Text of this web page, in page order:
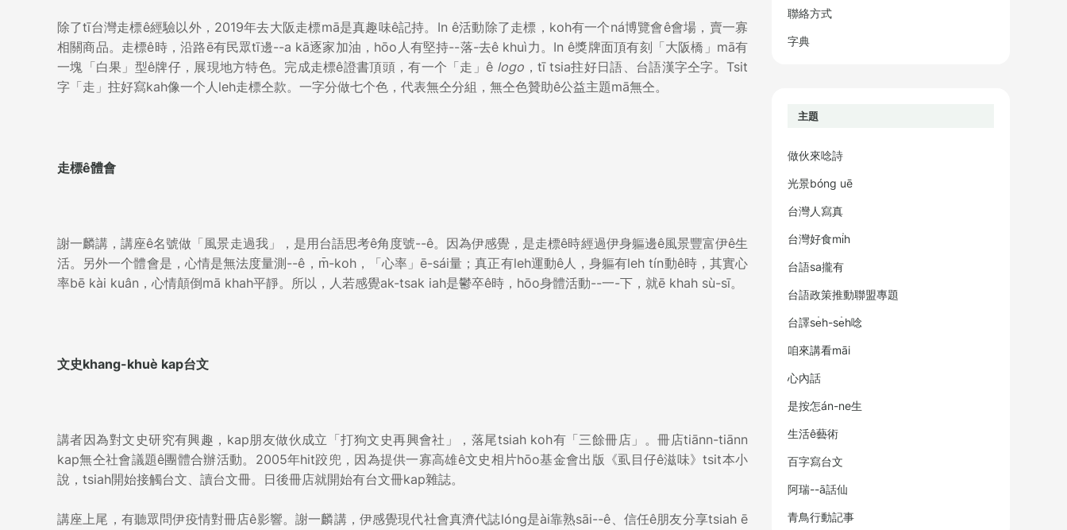
除了tī台灣走標ê經驗以外，2019年去大阪走標mā是真趣味ê記持。In ê活動除了走標，koh有一个ná博覽會ê會場，賣一寡
相關商品。走標ê時，沿路ē有民眾tī邊--a kā逐家加油，hōo人有堅持--落-去ê khuì力。In ê獎牌面頂有刻「大阪橋」mā有
一塊「白果」型ê牌仔，展現地方特色。完成走標ê證書頂頭，有一个「走」ê logo ，tī tsia拄好日語、台語漢字仝字。Tsit
字「走」拄好寫kah像一个人leh走標仝款。一字分做七个色，代表無仝分組，無仝色贊助ê公益主題mā無仝。
走標ê體會
謝一麟講，講座ê名號做「風景走過我」，是用台語思考ê角度號--ê。因為伊感覺，是走標ê時經過伊身軀邊ê風景豐富伊ê生
活。另外一个體會是，心情是無法度量測--ê，m̄-koh，「心率」ē-sái量；真正有leh運動ê人，身軀有leh tín動ê時，其實心
率bē kài kuân，心情顛倒mā khah平靜。所以，人若感覺ak-tsak iah是鬱卒ê時，hōo身體活動--一-下，就ē khah sù-sī。
文史khang-khuè kap台文
講者因為對文史研究有興趣，kap朋友做伙成立「打狗文史再興會社」，落尾tsiah koh有「三餘冊店」。冊店tiānn-tiānn
kap無仝社會議題ê團體合辦活動。2005年hit跤兜，因為提供一寡高雄ê文史相片hōo基金會出版《虱目仔ê滋味》tsit本小
說，tsiah開始接觸台文、讀台文冊。日後冊店就開始有台文冊kap雜誌。
講座上尾，有聽眾問伊疫情對冊店ê影響。謝一麟講，伊感覺現代社會真濟代誌lóng是ài靠熟sāi--ê、信任ê朋友分享tsiah ē
聯絡方式
字典
主題
做伙來唸詩
光景bóng uē
台灣人寫真
台灣好食mi̍h
台語sa攏有
台語政策推動聯盟專題
台譯se̍h-se̍h唸
咱來講看māi
心內話
是按怎án-ne生
生活ê藝術
百字寫台文
阿瑞--ā話仙
青鳥行動記事